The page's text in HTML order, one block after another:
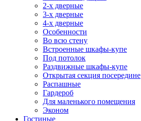
2-х дверные
3-х дверные
4-х дверные
Особенности
Во всю стену
Встроенные шкафы-купе
Под потолок
Раздвижные шкафы-купе
Открытая секция посередине
Распашные
Гардероб
Для маленького помещения
Эконом
Гостиные